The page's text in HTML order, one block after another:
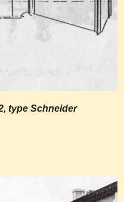
type Schneider